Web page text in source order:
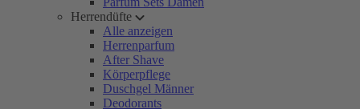
Herrendüfte
Alle anzeigen
Herrenparfum
After Shave
Körperpflege
Duschgel Männer
Deodorants